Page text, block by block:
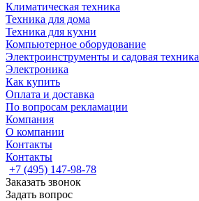
Климатическая техника
Техника для дома
Техника для кухни
Компьютерное оборудование
Электроинструменты и садовая техника
Электроника
Как купить
Оплата и доставка
По вопросам рекламации
Компания
О компании
Контакты
Контакты
+7 (495) 147-98-78
Заказать звонок
Задать вопрос